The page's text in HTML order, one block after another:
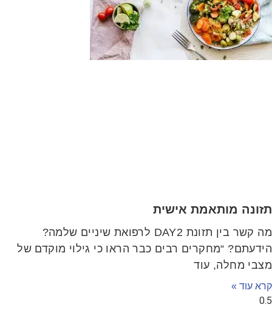
מותאמת אישית
מה קשר בין תזונת DAY2 לרפואת שיניים שלמה?
“מחקרים רבים כבר הראו כי גילוי מוקדם של
מחלה, עוד
עוד »